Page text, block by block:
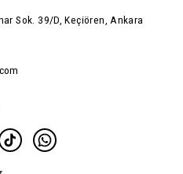
Sok. 39/D, Keçiören, Ankara